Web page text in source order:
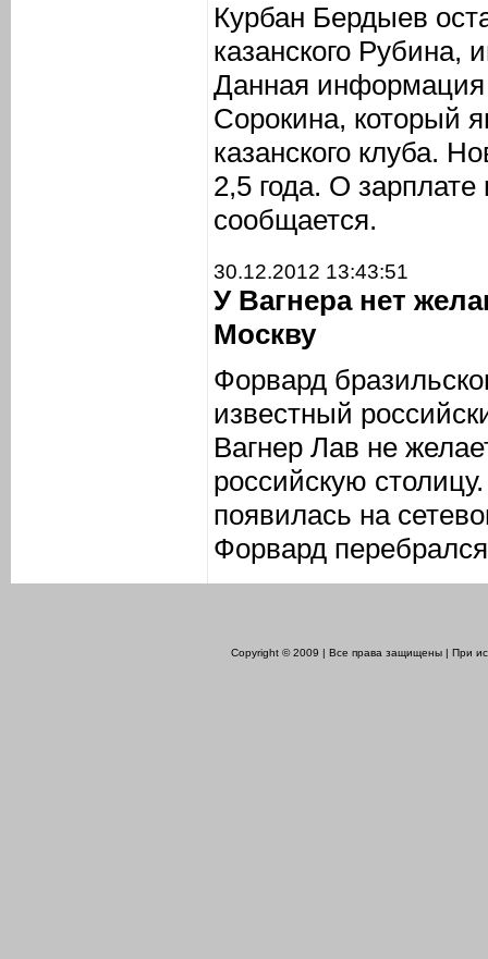
Курбан Бердыев
казанского
Данная информация
Сорокина, который
казанского клуба.
2,5 года. О
сообщается.
30.12.2012 13:43:51
У Вагнера нет
Москву
Форвард
известный
Вагнер Лав не
российскую
появилась на
Форвард
Copyright © 2009 | Все права защищены | При